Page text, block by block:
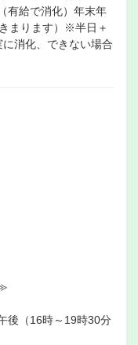
有給で消化）年末年
まります）※半日＋
消化、できない場合
後（16時～19時30分